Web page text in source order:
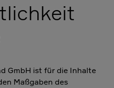
GmbH ist für die Inhalte
Maßgaben des